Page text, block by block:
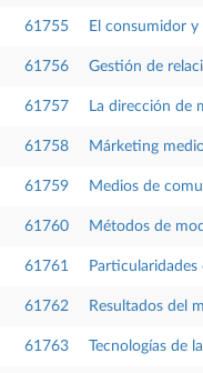
61755 El consumidor
61756 Gestión de
61757 La dirección de
61758 Márketing
61759 Medios de
61760 Métodos de
61761
61762 Resultados del
61763 Tecnologías de